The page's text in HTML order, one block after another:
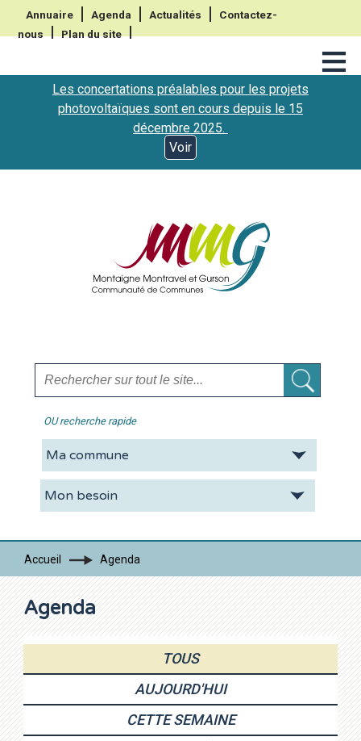
Annuaire Agenda Actualités
Contactez-
nous
Plan du site ≡
Les concertations préalables pour les projets
photovoltaïques sont en cours depuis le 15
décembre 2025.
Voir
OU recherche rapide
La CDC Vie pratique
Contacts
Accueil Agenda
Agenda
TOUS
AUJOURD'HUI
CETTE SEMAINE